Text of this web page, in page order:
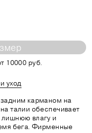
10000 руб.
уход
карманом на
талии обеспечивает
лишнюю влагу и
бега. Фирменные